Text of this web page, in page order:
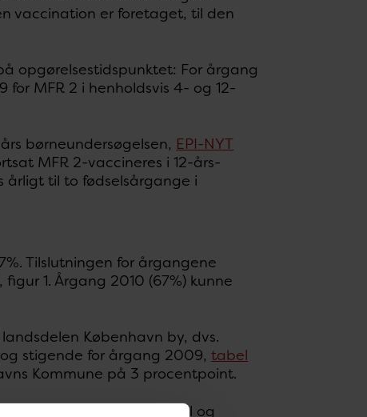
vaccination er foretaget, til den
opgørelsestidspunktet: For årgang
MFR 2 i henholdsvis 4- og 12-
børneundersøgelsen, EPI-NYT
MFR 2-vaccineres i 12-års-
årligt til to fødselsårgange i
Tilslutningen for årgangene
1. Årgang 2010 (67%) kunne
København by, dvs.
stigende for årgang 2009,tabel
Kommune på 3 procentpoint.
, både som tal og